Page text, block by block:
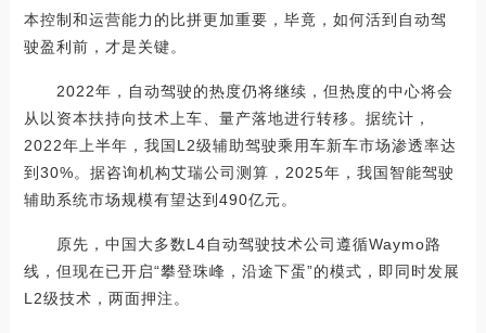
本控制和运营能力的比拼更加重要，毕竟，如何活到自动驾
驶盈利前，才是关键。
2022年，自动驾驶的热度仍将继续，但热度的中心将会
从以资本扶持向技术上车、量产落地进行转移。据统计，
2022年上半年，我国L2级辅助驾驶乘用车新车市场渗透率达
到30%。据咨询机构艾瑞公司测算，2025年，我国智能驾驶
辅助系统市场规模有望达到490亿元。
原先，中国大多数L4自动驾驶技术公司遵循Waymo路
线，但现在已开启“攀登珠峰，沿途下蛋”的模式，即同时发展
L2级技术，两面押注。